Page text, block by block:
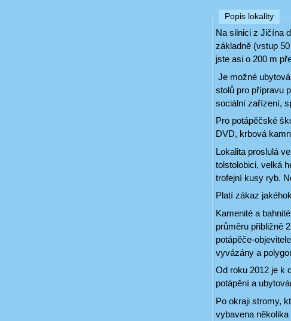
Popis lokality
Na silnici z Jičína
základně (vstup
jste asi o 200 m
Je možné
stolů pro přípravu
sociální zařízení,
Pro potápěčské
DVD, krbová
Lokalita proslulá
tolstolobici, velká
trofejní kusy ryb.
Platí zákaz
Kamenité a
průměru přibližně
potápěče-
vyvázány a
Od roku 2012 je k
potápění a
Po okraji stromy,
vybavena